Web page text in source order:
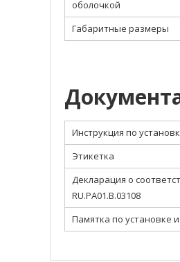
оболочкой
Габаритные размеры
Инструкция по
Этикетка
Декларация о
RU.РА01.В.03108
Памятка по установке